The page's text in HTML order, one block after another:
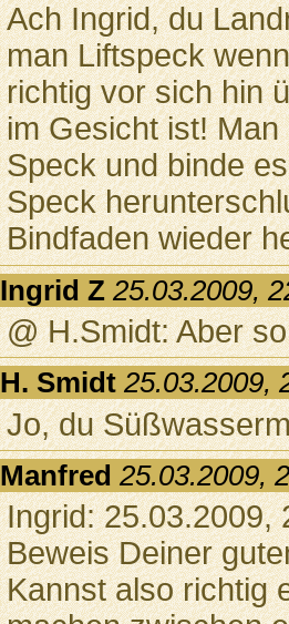
Ach Ingrid, du
man Liftspeck
richtig vor sich hin
im Gesicht ist!
Speck und binde
Speck
Bindfaden wieder
Ingrid Z 25.03.2009,
@ H.Smidt: Aber
H. Smidt 25.03.2009,
Jo, du
Manfred 25.03.2009,
Ingrid: 25.03.2009,
Beweis Deiner
Kannst also richtig